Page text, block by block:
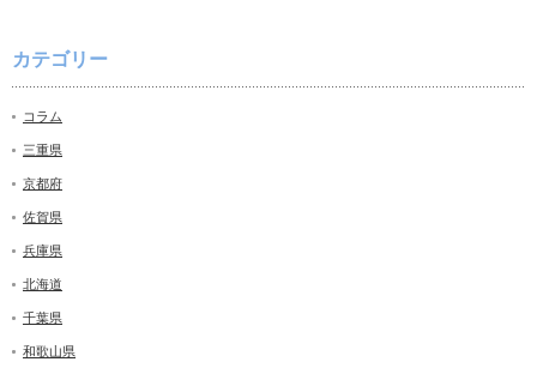
カテゴリー
コラム
三重県
京都府
佐賀県
兵庫県
北海道
千葉県
和歌山県